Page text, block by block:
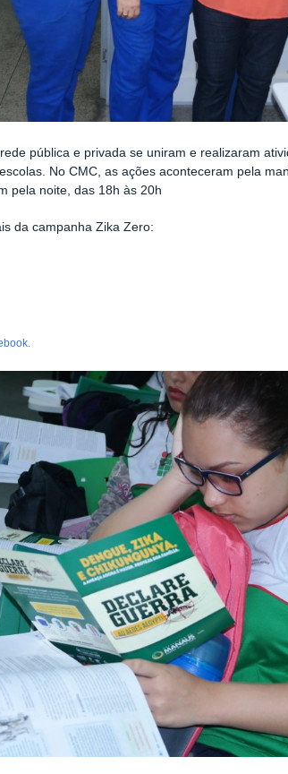
pública e privada se uniram e realizaram
No CMC, as ações aconteceram pela
pela noite, das 18h às 20h
da campanha Zika Zero: